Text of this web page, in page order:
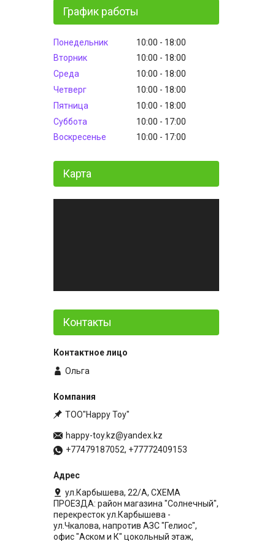
График работы
Понедельник 10:00
18:00
Вторник
10:00
18:00
Среда
10:00
18:00
Четверг
10:00
18:00
Пятница
10:00
18:00
Суббота
10:00
17:00
Воскресенье
10:00 17:00
Карта
Контакты
Ольга
ТОО"Happy Toy"
happy-toy.kz@yandex.kz
+77479187052, +77772409153
ул.Карбышева, 22/А, СХЕМА
ПРОЕЗДА: район магазина "Солнечный",
перекресток ул.Карбышева -
ул.Чкалова, напротив АЗС "Гелиос",
офис "Аском и К" цокольный этаж,